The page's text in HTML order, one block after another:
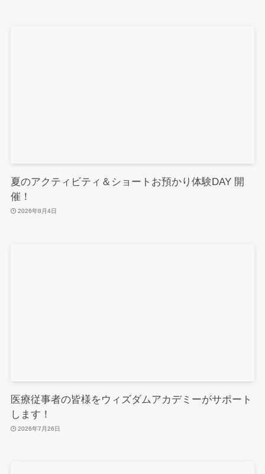
夏のアクティビティ＆ショートお預かり体験DAY 開
催！
2026年8月4日
医療従事者の皆様をウィズダムアカデミーがサポート
します！
2026年7月26日